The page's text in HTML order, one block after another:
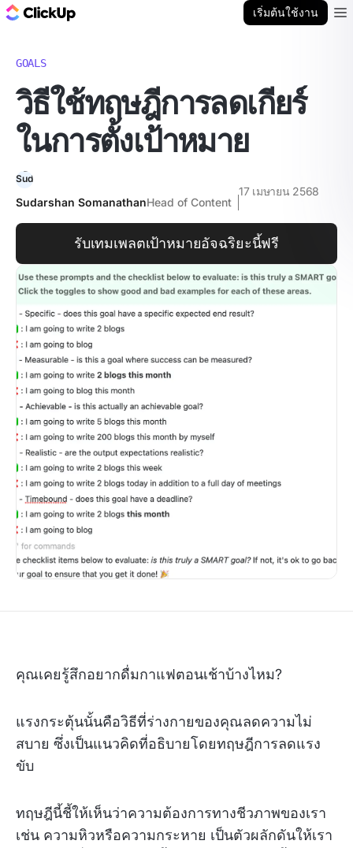
เริ่มต้นใช้งาน
GOALS
วิธีใช้ทฤษฎีการลดเกียร์
ในการตั้งเป้าหมาย
Sudarshan SomanathanHead of Content
17 เมษายน 2568
รับเทมเพลตเป้าหมายอัจฉริยะนี้ฟรี
คุณเคยรู้สึกอยากดื่มกาแฟตอนเช้าบ้างไหม?
แรงกระตุ้นนั้นคือวิธีที่ร่างกายของคุณลดความไม่
สบาย ซึ่งเป็นแนวคิดที่อธิบายโดยทฤษฎีการลดแรง
ขับ
ทฤษฎีนี้ชี้ให้เห็นว่าความต้องการทางชีวภาพของเรา
เช่น ความหิวหรือความกระหาย เป็นตัวผลักดันให้เรา